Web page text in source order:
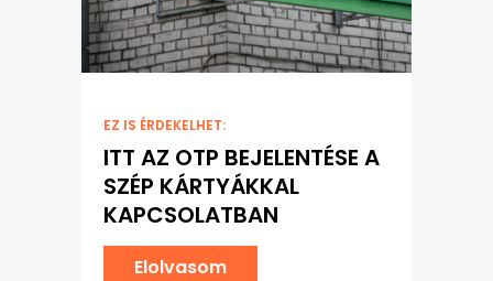
EZ IS ÉRDEKELHET:
ITT AZ OTP BEJELENTÉSE A
SZÉP KÁRTYÁKKAL
KAPCSOLATBAN
Elolvasom